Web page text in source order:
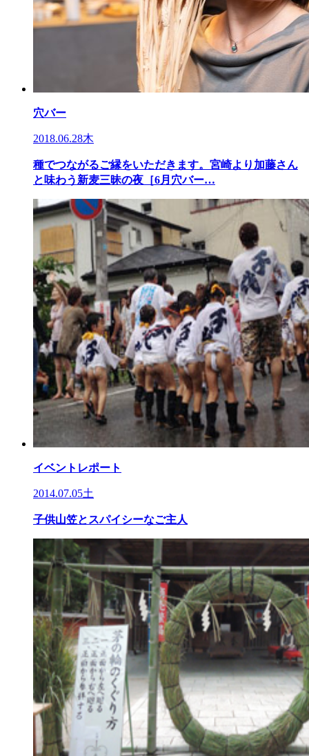
穴バー
2018.06.28木
種でつながるご縁をいただきます。宮崎より加藤さん
と味わう新麦三昧の夜［6月穴バー…
イベントレポート
2014.07.05土
子供山笠とスパイシーなご主人